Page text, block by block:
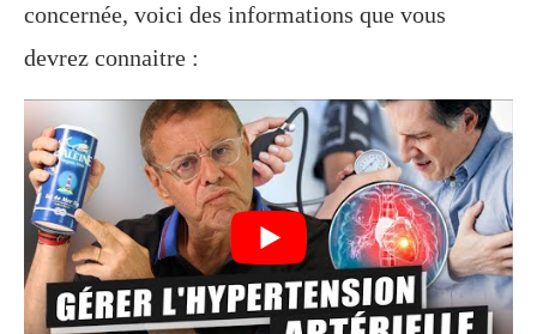
concernée, voici des informations que vous
devrez connaitre :